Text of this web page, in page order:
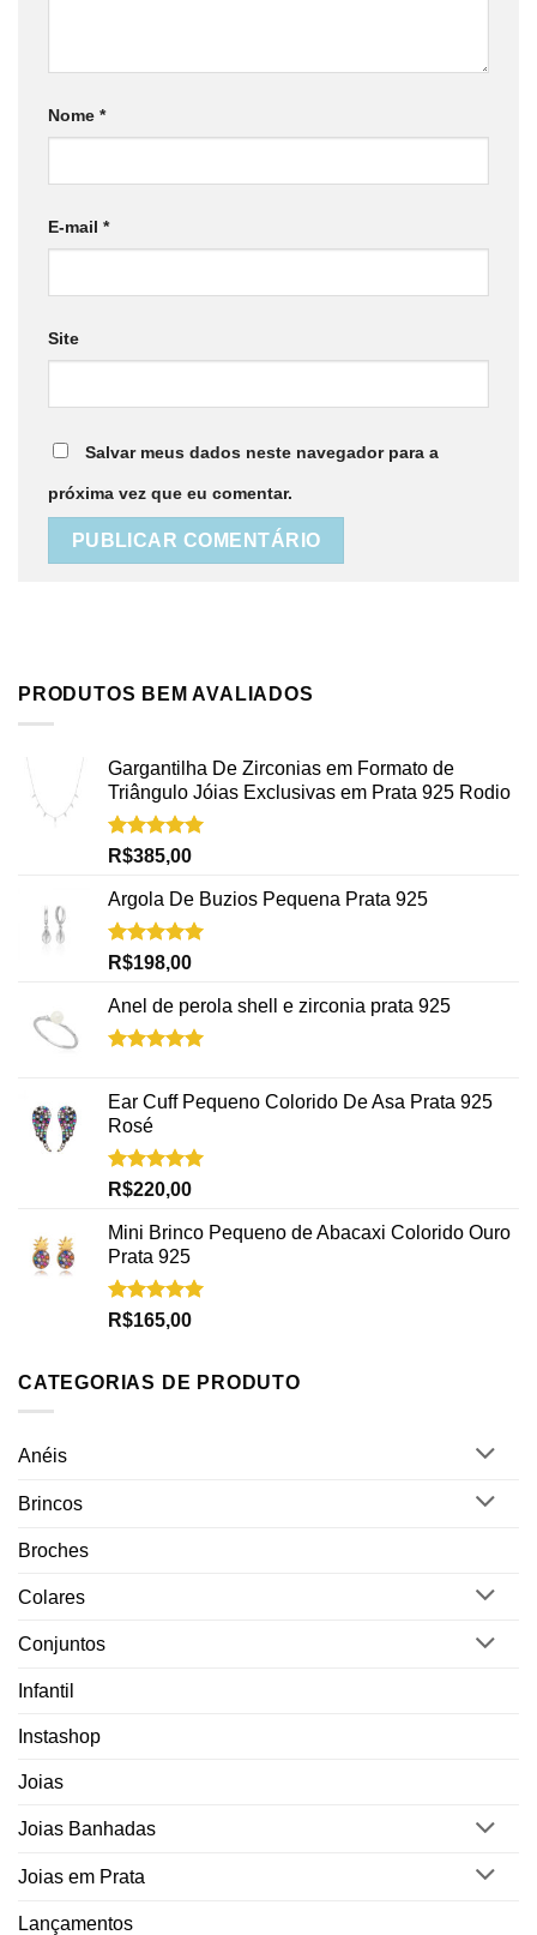
Nome *
E-mail *
Site
Salvar meus dados neste navegador para a
próxima vez que eu comentar.
PRODUTOS BEM AVALIADOS
Gargantilha De Zirconias em Formato de
Triângulo Jóias Exclusivas em Prata 925 Rodio
Avaliação
5.00
de 5
R$385,00
Argola De Buzios Pequena Prata 925
Avaliação
5.00
de 5
R$198,00
Anel de perola shell e zirconia prata 925
Ear Cuff Pequeno Colorido De Asa Prata 925
Rosé
Avaliação
5.00
de 5
R$220,00
Mini Brinco Pequeno de Abacaxi Colorido Ouro
Prata 925
Avaliação
5.00
de 5
R$165,00
CATEGORIAS DE PRODUTO
Anéis
Brincos
Broches
Colares
Conjuntos
Infantil
Instashop
Joias
Joias Banhadas
Joias em Prata
Lançamentos